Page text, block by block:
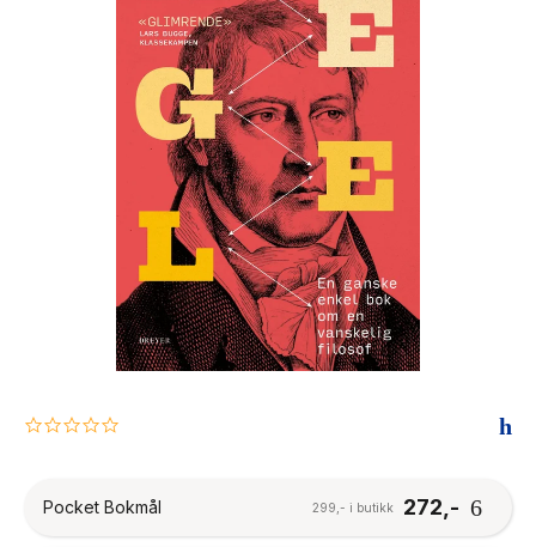
0.0
Pocket Bokmål
272,-
299,- i butikk